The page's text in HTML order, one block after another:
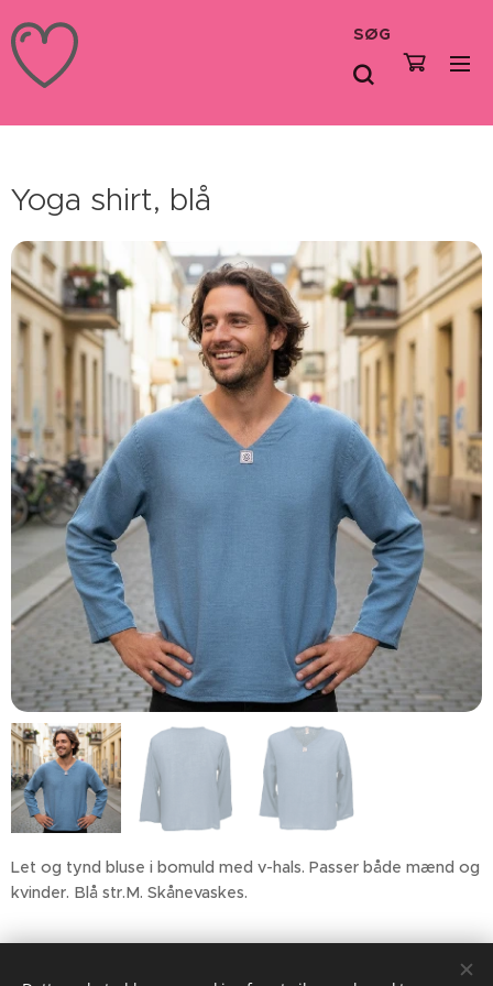
SØG
Yoga shirt, blå
Let og tynd bluse i bomuld med v-hals. Passer både mænd og
kvinder. Blå str.M. Skånevaskes.